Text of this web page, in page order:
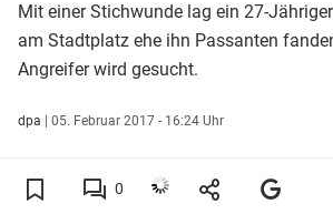
Mit einer Stichwunde lag ein 27-
am Stadtplatz ehe ihn Passanten
Angreifer wird gesucht.
dpa | 05. Februar 2017 - 16:24 Uhr
0